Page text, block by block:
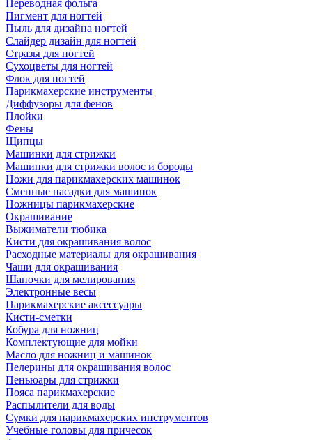
Переводная фольга
Пигмент для ногтей
Пыль для дизайна ногтей
Слайдер дизайн для ногтей
Стразы для ногтей
Сухоцветы для ногтей
Флок для ногтей
Парикмахерские инструменты
Диффузоры для фенов
Плойки
Фены
Щипцы
Машинки для стрижки
Машинки для стрижки волос и бороды
Ножи для парикмахерских машинок
Сменные насадки для машинок
Ножницы парикмахерские
Окрашивание
Выжиматели тюбика
Кисти для окрашивания волос
Расходные материалы для окрашивания
Чаши для окрашивания
Шапочки для мелирования
Электронные весы
Парикмахерские аксессуары
Кисти-сметки
Кобура для ножниц
Комплектующие для мойки
Масло для ножниц и машинок
Пелерины для окрашивания волос
Пеньюары для стрижки
Пояса парикмахерские
Распылители для воды
Сумки для парикмахерских инструментов
Учебные головы для причесок